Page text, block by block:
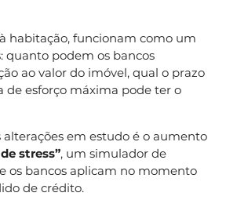
habitação, funcionam como um
quanto podem os bancos
ao valor do imóvel, qual o prazo
de esforço máxima pode ter o
em estudo é o aumento
stress”, um simulador de
os bancos aplicam no momento
de crédito.